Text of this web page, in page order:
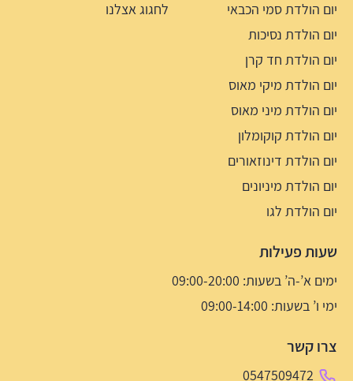
יום הולדת סמי הכבאי
יום הולדת נסיכות
יום הולדת חד קרן
יום הולדת מיקי מאוס
יום הולדת מיני מאוס
יום הולדת קוקומלון
יום הולדת דינוזאורים
יום הולדת מיניונים
יום הולדת לגו
לחגוג אצלנו
שעות פעילות
ימים א’-ה’ בשעות: 09:00-20:00
ימי ו’ בשעות: 09:00-14:00
צרו קשר
0547509472